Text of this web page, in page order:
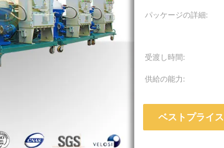
パッケージの詳細:
受渡し時間:
供給の能力:
ベストプライス